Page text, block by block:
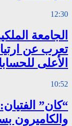
12:30
الجامعة
تعرب عن
الأعلى
10:52
“كان”
والكاميرون